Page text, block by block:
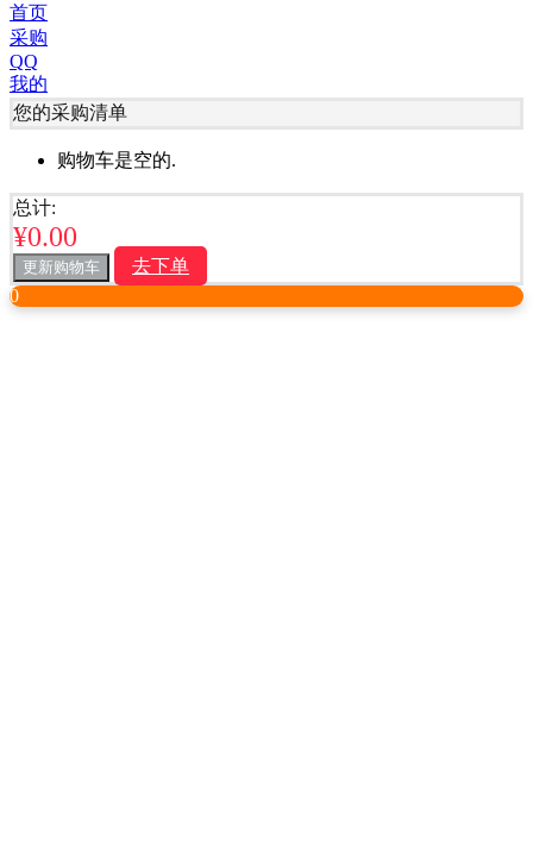
首页
采购
QQ
我的
您的采购清单
购物车是空的.
总计:
¥0.00
更新购物车
去下单
0